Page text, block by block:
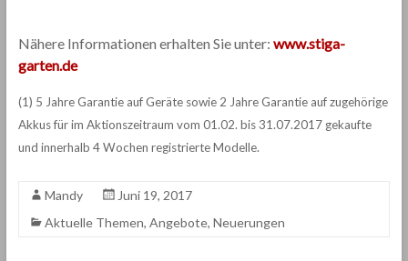
Nähere Informationen erhalten Sie unter: www.stiga-
garten.de
(1) 5 Jahre Garantie auf Geräte sowie 2 Jahre Garantie auf zugehörige
Akkus für im Aktionszeitraum vom 01.02. bis 31.07.2017 gekaufte
und innerhalb 4 Wochen registrierte Modelle.
Mandy
Juni 19, 2017
Aktuelle Themen, Angebote, Neuerungen